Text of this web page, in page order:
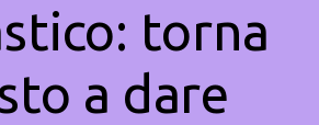
torna
a dare